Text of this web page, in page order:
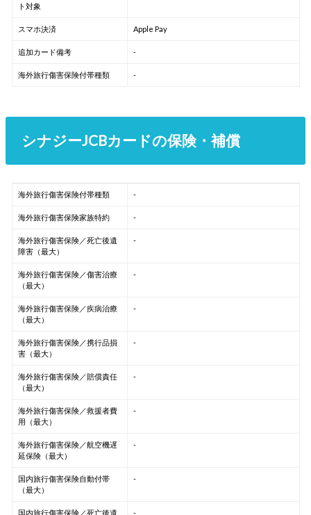
ト対象
スマホ決済 Apple Pay
追加カード備考 -
海外旅行傷害保険付帯種類 -
シナジーJCBカードの保険・補償
海外旅行傷害保険付帯種類 -
海外旅行傷害保険家族特約 -
海外旅行傷害保険／死亡後遺
障害（最大）
-
海外旅行傷害保険／傷害治療
（最大）
-
海外旅行傷害保険／疾病治療
（最大）
-
海外旅行傷害保険／携行品損
害（最大）
-
海外旅行傷害保険／賠償責任
（最大）
-
海外旅行傷害保険／救援者費
用（最大）
-
海外旅行傷害保険／航空機遅
延保険（最大）
-
国内旅行傷害保険自動付帯
（最大）
-
国内旅行傷害保険／死亡後遺
-